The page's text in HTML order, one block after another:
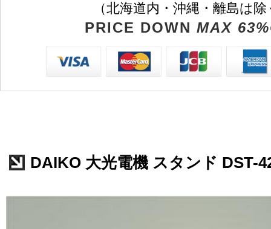
（北海道内・沖縄・離島は
PRICE DOWN MAX
DAIKO 大光電機 スタンド DST-